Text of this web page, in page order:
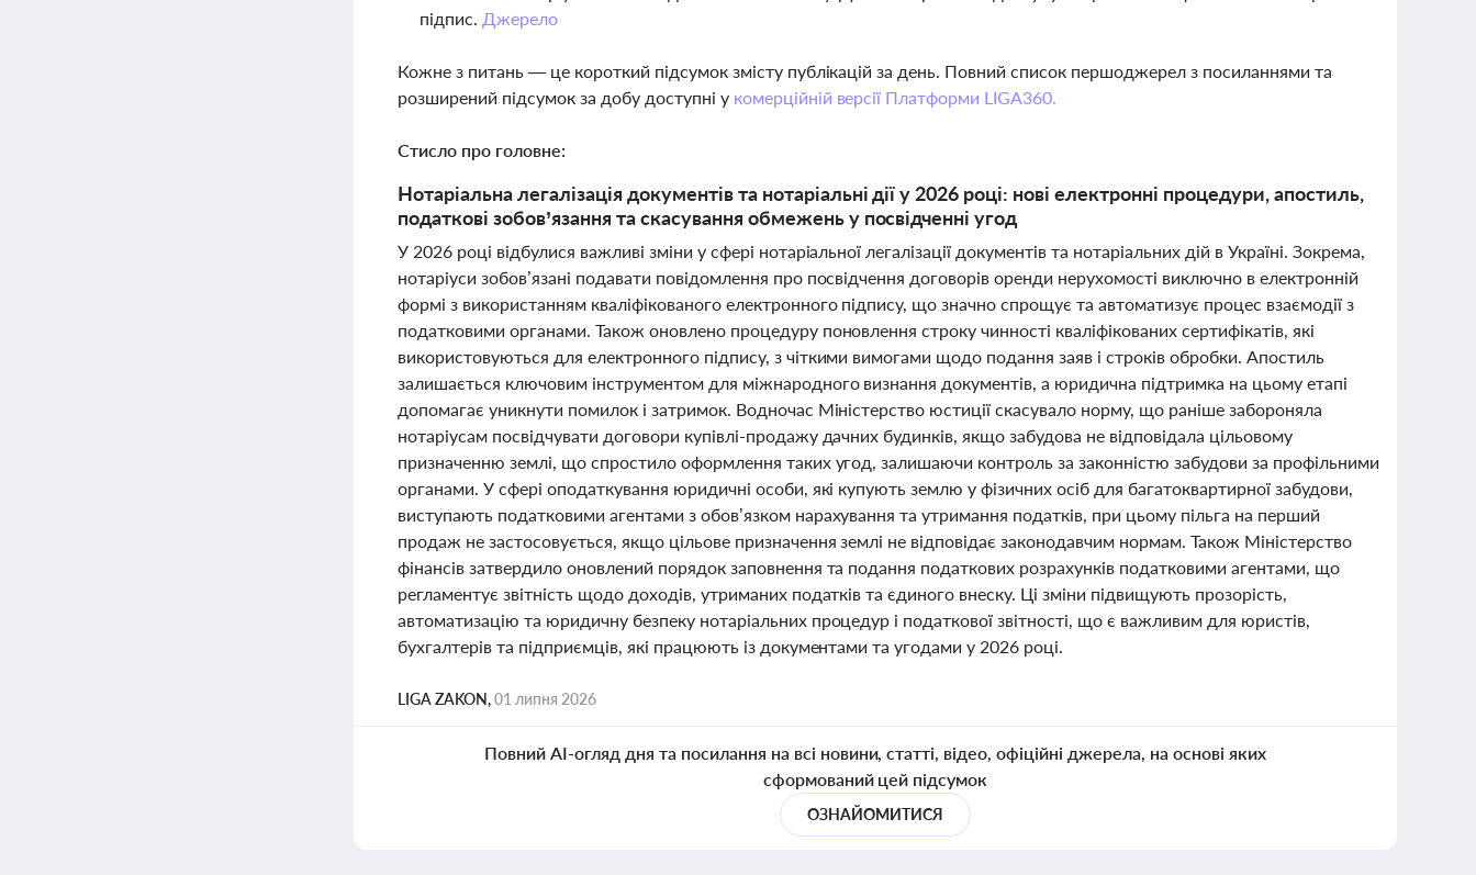
підпис. Джерело
Кожне з питань — це короткий підсумок змісту публікацій за день. Повний список першоджерел з посиланнями та
розширений підсумок за добу доступні у комерційній версії Платформи LIGA360.
Стисло про головне:
Нотаріальна легалізація документів та нотаріальні дії у 2026 році: нові електронні процедури, апостиль,
податкові зобов’язання та скасування обмежень у посвідченні угод
У 2026 році відбулися важливі зміни у сфері нотаріальної легалізації документів та нотаріальних дій в Україні. Зокрема,
нотаріуси зобов’язані подавати повідомлення про посвідчення договорів оренди нерухомості виключно в електронній
формі з використанням кваліфікованого електронного підпису, що значно спрощує та автоматизує процес взаємодії з
податковими органами. Також оновлено процедуру поновлення строку чинності кваліфікованих сертифікатів, які
використовуються для електронного підпису, з чіткими вимогами щодо подання заяв і строків обробки. Апостиль
залишається ключовим інструментом для міжнародного визнання документів, а юридична підтримка на цьому етапі
допомагає уникнути помилок і затримок. Водночас Міністерство юстиції скасувало норму, що раніше забороняла
нотаріусам посвідчувати договори купівлі-продажу дачних будинків, якщо забудова не відповідала цільовому
призначенню землі, що спростило оформлення таких угод, залишаючи контроль за законністю забудови за профільними
органами. У сфері оподаткування юридичні особи, які купують землю у фізичних осіб для багатоквартирної забудови,
виступають податковими агентами з обов’язком нарахування та утримання податків, при цьому пільга на перший
продаж не застосовується, якщо цільове призначення землі не відповідає законодавчим нормам. Також Міністерство
фінансів затвердило оновлений порядок заповнення та подання податкових розрахунків податковими агентами, що
регламентує звітність щодо доходів, утриманих податків та єдиного внеску. Ці зміни підвищують прозорість,
автоматизацію та юридичну безпеку нотаріальних процедур і податкової звітності, що є важливим для юристів,
бухгалтерів та підприємців, які працюють із документами та угодами у 2026 році.
LIGA ZAKON,01 липня 2026
Повний AI-огляд дня та посилання на всі новини, статті, відео, офіційні джерела, на основі яких
сформований цей підсумок
ОЗНАЙОМИТИСЯ